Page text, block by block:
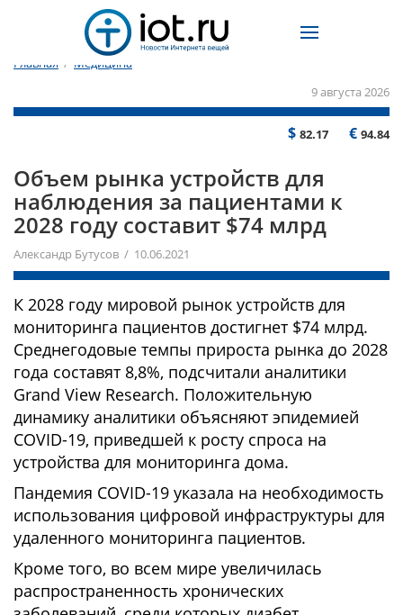
Главная / Медицина
9 августа 2026
$ 82.17 € 94.84
Объем рынка устройств для
наблюдения за пациентами к
2028 году составит $74 млрд
Александр Бутусов / 10.06.2021
К 2028 году мировой рынок устройств для
мониторинга пациентов достигнет $74 млрд.
Среднегодовые темпы прироста рынка до 2028
года составят 8,8%, подсчитали аналитики
Grand View Research. Положительную
динамику аналитики объясняют эпидемией
COVID-19, приведшей к росту спроса на
устройства для мониторинга дома.
Пандемия COVID-19 указала на необходимость
использования цифровой инфраструктуры для
удаленного мониторинга пациентов.
Кроме того, во всем мире увеличилась
распространенность хронических